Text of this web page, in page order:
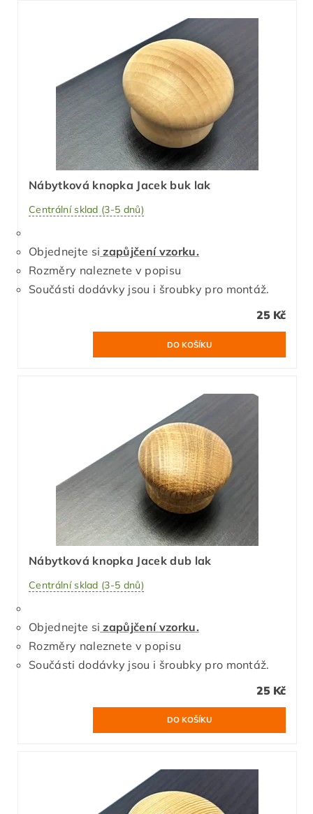
Nábytková knopka Jacek buk lak
Centrální sklad (3-5 dnů)
Objednejte si zapůjčení vzorku.
Rozměry naleznete v popisu
Součásti dodávky jsou i šroubky pro montáž.
25 Kč
Nábytková knopka Jacek dub lak
Centrální sklad (3-5 dnů)
Objednejte si zapůjčení vzorku.
Rozměry naleznete v popisu
Součásti dodávky jsou i šroubky pro montáž.
25 Kč